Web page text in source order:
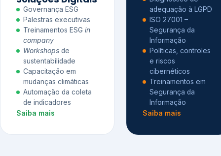
Governança ESG
Palestras executivas
Treinamentos ESG in
company
Workshops de
sustentabilidade
Capacitação em
mudanças climáticas
Automação da coleta
de indicadores
Saiba mais
adequação à LGPD
ISO 27001 –
Segurança da
Informação
Políticas, controles
e riscos
cibernéticos
Treinamentos em
Segurança da
Informação
Saiba mais